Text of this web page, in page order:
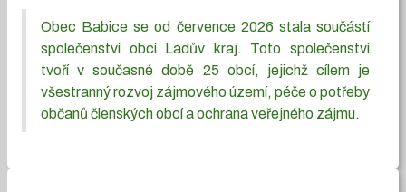
Obec Babice se od července 2026 stala součástí
společenství obcí Ladův kraj. Toto společenství
tvoří v současné době 25 obcí, jejichž cílem je
všestranný rozvoj zájmového území, péče o potřeby
občanů členských obcí a ochrana veřejného zájmu.